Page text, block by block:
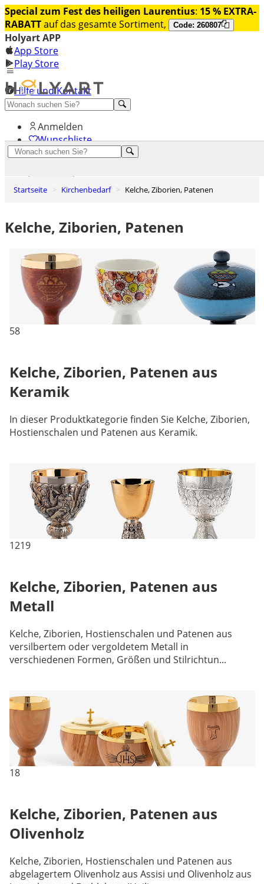
Special zum Fest des heiligen Laurentius: 15 % EXTRA-
RABATTauf das gesamte Sortiment, Code: 260807
Holyart APP
App Store
Play Store
Hilfe und Kontakt
Entdecken Sie Premium
Anmelden
Wunschliste
Startseite Kirchenbedarf Kelche, Ziborien, Patenen
Kelche, Ziborien, Patenen
58
Kelche, Ziborien, Patenen aus
Keramik
In dieser Produktkategorie finden Sie Kelche, Ziborien,
Hostienschalen und Patenen aus Keramik.
1219
Kelche, Ziborien, Patenen aus
Metall
Kelche, Ziborien, Hostienschalen und Patenen aus
versilbertem oder vergoldetem Metall in
verschiedenen Formen, Größen und Stilrichtun...
18
Kelche, Ziborien, Patenen aus
Olivenholz
Kelche, Ziborien, Hostienschalen und Patenen aus
abgelagertem Olivenholz aus Assisi und Olivenholz aus